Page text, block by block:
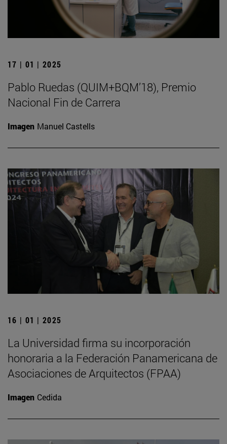
17 | 01 | 2025
Pablo Ruedas (QUIM+BQM’18), Premio
Nacional Fin de Carrera
Imagen Manuel Castells
16 | 01 | 2025
La Universidad firma su incorporación
honoraria a la Federación Panamericana de
Asociaciones de Arquitectos (FPAA)
Imagen Cedida